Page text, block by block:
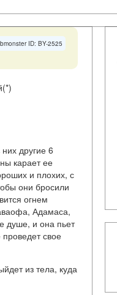
ID: BY-2525
другие 6
карает ее
и плохих, с
они бросили
огнем
Адамаса,
душе, и она пьет
свое
из тела, куда